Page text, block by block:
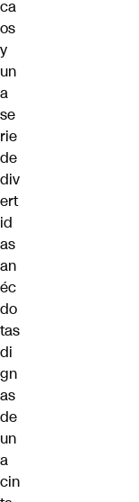
ca
os
y
un
a
se
rie
de
div
ert
id
as
an
éc
do
tas
di
gn
as
de
un
a
cin